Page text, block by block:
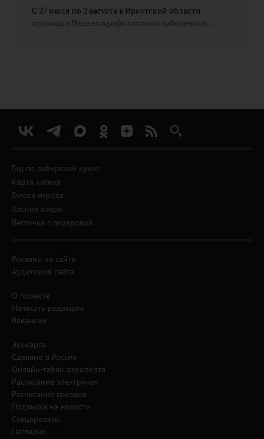
С 27 июля по 2 августа в Иркутской области
проходит Неделя профилактики заболевани...
Гид по сибирской кухне
Карта катков
Голоса города
Лесное озеро
Весточка с передовой
Реклама на сайте
Аудитория сайта
О проекте
Написать редакции
Вакансии
Экокарта
Сделано в России
Онлайн-табло аэропорта
Расписание электричек
Расписание поездов
Подписка на новости
Спецпроекты
Наглядно